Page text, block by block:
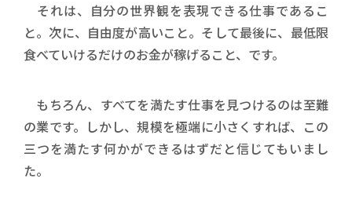
それは、自分の世界観を表現できる仕事であるこ
と。次に、自由度が高いこと。そして最後に、最低限
食べていけるだけのお金が稼げること、です。
もちろん、すべてを満たす仕事を見つけるのは至難
の業です。しかし、規模を極端に小さくすれば、この
三つを満たす何かができるはずだと信じてもいまし
た。